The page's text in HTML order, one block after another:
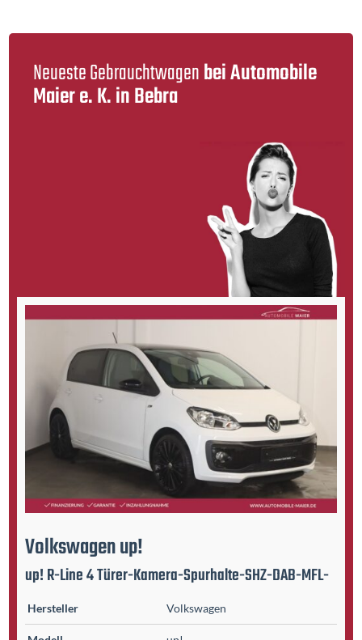
Neueste Gebraucht­wagenbei Automobile
Maier e. K. in Bebra
Volkswagenup!
up! R-Line 4 Türer-Kamera-Spurhalte-SHZ-DAB-MFL-
Hersteller Volkswagen